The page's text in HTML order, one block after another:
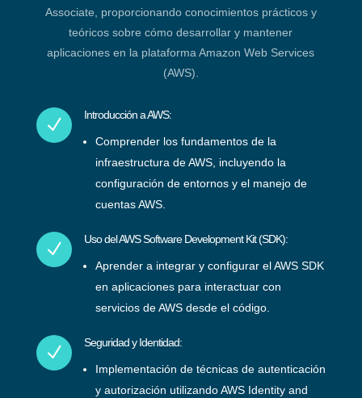
Associate, proporcionando conocimientos prácticos y
teóricos sobre cómo desarrollar y mantener
aplicaciones en la plataforma Amazon Web Services
(AWS).
N Introducción a AWS:
Comprender los fundamentos de la
infraestructura de AWS, incluyendo la
configuración de entornos y el manejo de
cuentas AWS.
N Uso del AWS Software Development Kit (SDK):
Aprender a integrar y configurar el AWS SDK
en aplicaciones para interactuar con
servicios de AWS desde el código.
N Seguridad y Identidad:
Implementación de técnicas de autenticación
y autorización utilizando AWS Identity and